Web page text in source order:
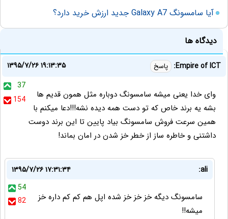
آیا سامسونگ Galaxy A7 جدید ارزش خرید دارد؟
دیدگاه ها
Empire of ICT: پاسخ
۱۳۹۵/۷/۲۶ ۱۹:۱۳:۳۵
37
154
وای خدا یعنی میشه سامسونگ دوباره مثل همون قدیم ها
بشه یه برند خاص که تو دست همه دیده نشه!!!دعا میکنم با
همین سرعت فروش سامسونگ بیاد پایین تا این برند دوست
داشتنی و خاطره ساز از خطر خز شدن در امان بماند!
ali:
۱۳۹۵/۷/۲۶ ۱۷:۳۱:۳۴
54
82
سامسونگ دیگه خز خز خز شده اپل هم کم کم داره خز
میشه!!